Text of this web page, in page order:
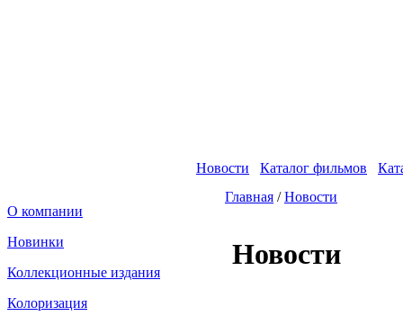
Новости Каталог фильмов
О компании
Новинки
Коллекционные издания
Колоризация
Fakeidlist -
Главная /Новости
Новости